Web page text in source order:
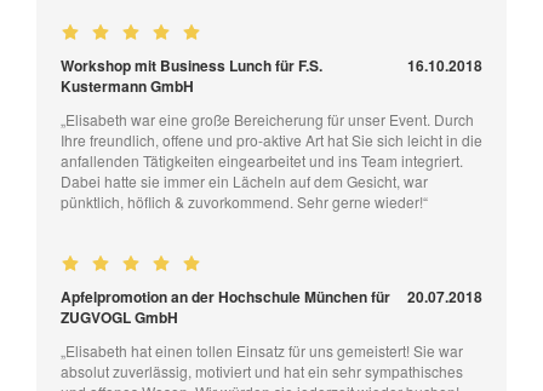
Workshop mit Business Lunch für F.S.
Kustermann GmbH
16.10.2018
„Elisabeth war eine große Bereicherung für unser Event. Durch
Ihre freundlich, offene und pro-aktive Art hat Sie sich leicht in die
anfallenden Tätigkeiten eingearbeitet und ins Team integriert.
Dabei hatte sie immer ein Lächeln auf dem Gesicht, war
pünktlich, höflich & zuvorkommend. Sehr gerne wieder!“
Apfelpromotion an der Hochschule München für
ZUGVOGL GmbH
20.07.2018
„Elisabeth hat einen tollen Einsatz für uns gemeistert! Sie war
absolut zuverlässig, motiviert und hat ein sehr sympathisches